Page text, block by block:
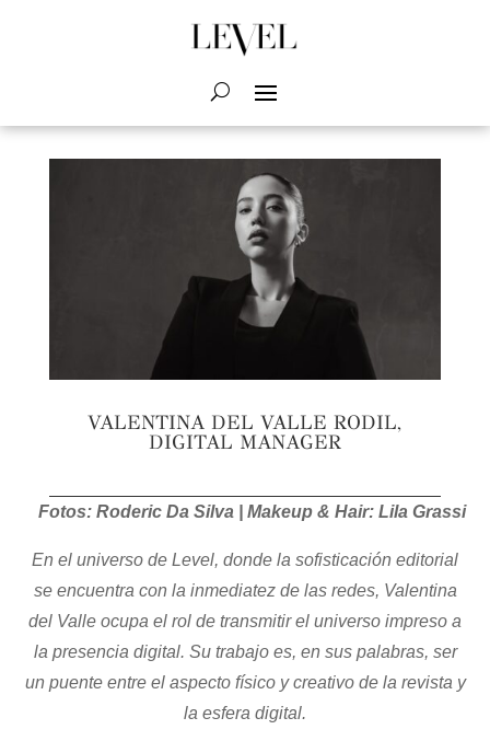
VALENTINA DEL VALLE RODIL,
DIGITAL MANAGER
Fotos: Roderic Da Silva | Makeup & Hair: Lila Grassi
En el universo de Level, donde la sofisticación editorial
se encuentra con la inmediatez de las redes, Valentina
del Valle ocupa el rol de transmitir el universo impreso a
la presencia digital. Su trabajo es, en sus palabras, ser
un puente entre el aspecto físico y creativo de la revista y
la esfera digital.